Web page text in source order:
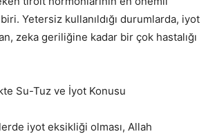
Yetersiz kullanıldığı durumlarda, iyot
zeka geriliğine kadar bir çok hastalığı
Su-Tuz ve İyot Konusu
iyot eksikliği olması, Allah